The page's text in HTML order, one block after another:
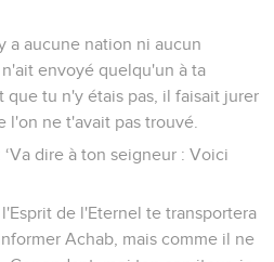
jusqu’à terre, il mit son
« Monte regarder du côté de la
et dit : « Il n'y a rien. » Elie
»
dit : « Voici un petit nuage
et qui est de la taille d’une
Monte dire à Achab : ‘Attelle ton
pluie ne puisse pas te retenir.’ »